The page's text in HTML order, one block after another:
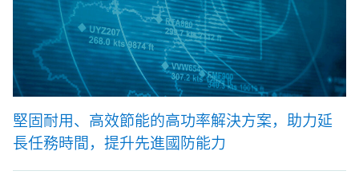
堅固耐用、高效節能的高功率解決方案，助力延
長任務時間，提升先進國防能力